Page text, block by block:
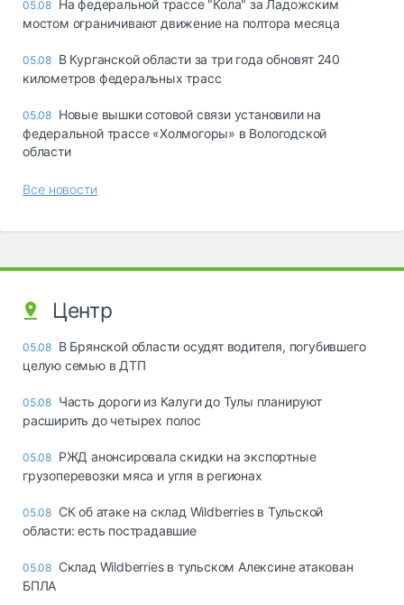
05.08 На федеральной трассе "Кола" за Ладожским
мостом ограничивают движение на полтора месяца
05.08 В Курганской области за три года обновят 240
километров федеральных трасс
05.08 Новые вышки сотовой связи установили на
федеральной трассе «Холмогоры» в Вологодской
области
Все новости
Центр
05.08 В Брянской области осудят водителя, погубившего
целую семью в ДТП
05.08 Часть дороги из Калуги до Тулы планируют
расширить до четырех полос
05.08 РЖД анонсировала скидки на экспортные
грузоперевозки мяса и угля в регионах
05.08 СК об атаке на склад Wildberries в Тульской
области: есть пострадавшие
05.08 Склад Wildberries в тульском Алексине атакован
БПЛА